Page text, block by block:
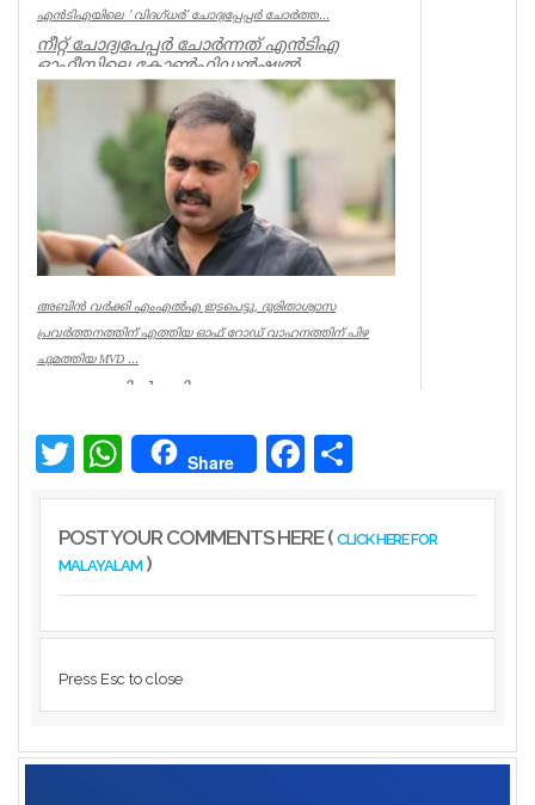
എന്‍ടിഎയിലെ ‘ വിദഗ്ധര്‍’ ചോദ്യപ്പേപ്പര്‍ ചോര്‍ത്ത...
നീറ്റ് ചോദ്യപേപ്പര്‍ ചോര്‍ന്നത് എന്‍ടിഎ
ഓഫീസിലെ കോണ്‍ഫിഡന്‍ഷ്യല്‍
സെക്ഷനില്‍ നിന്ന് എന്ന് സിബിഐ. എന...
Kerala
അബിൻ വർക്കി എംഎൽഎ ഇടപെട്ടു, ദുരിതാശ്വാസ
പ്രവർത്തനത്തിന് എത്തിയ ഓഫ് റോഡ് വാഹനത്തിന് പിഴ
ചുമത്തിയ MVD ...
ആറന്മുളയിൽ ദുരിതാശ്വാസ
വാഹനത്തിന് മോട്ടോർ വെഹിക്കിൾ
ഇൻസ്പെക്ടർ പിഴ ...
Twitter WhatsAppShare Facebook
POST YOUR COMMENTS HERE ( CLICK HERE FOR
MALAYALAM)
Press Esc to close